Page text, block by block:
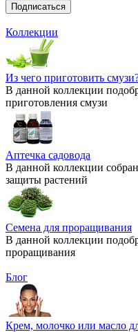
Коллекции
Из чего приготовить
В данной коллекции
приготовления смузи
Аптечка садовода
В данной коллекции
защиты растений
Семена для проращивания
В данной коллекции
проращивания
Блог
Крем, молочко или масло